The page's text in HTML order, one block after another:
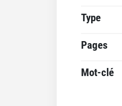
Type
Pages
Mot-clé